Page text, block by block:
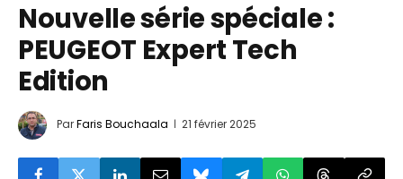
Nouvelle série spéciale :
PEUGEOT Expert Tech
Edition
ParFaris Bouchaala 21 février 2025